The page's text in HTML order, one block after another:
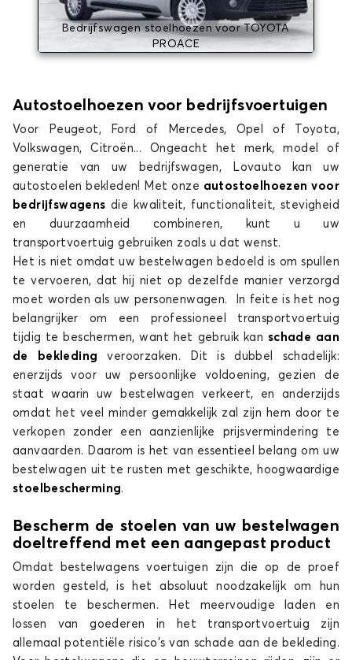
Bedrijfswagen stoelhoezen voor TOYOTA
PROACE
Autostoelhoezen voor bedrijfsvoertuigen
Voor Peugeot, Ford of Mercedes, Opel of Toyota,
Volkswagen, Citroën... Ongeacht het merk, model of
generatie van uw bedrijfswagen, Lovauto kan uw
autostoelen bekleden! Met onze autostoelhoezen voor
bedrijfswagens die kwaliteit, functionaliteit, stevigheid
en duurzaamheid combineren, kunt u uw
transportvoertuig gebruiken zoals u dat wenst.
Het is niet omdat uw bestelwagen bedoeld is om spullen
te vervoeren, dat hij niet op dezelfde manier verzorgd
moet worden als uw personenwagen. In feite is het nog
belangrijker om een professioneel transportvoertuig
tijdig te beschermen, want het gebruik kan schade aan
de bekleding veroorzaken. Dit is dubbel schadelijk:
enerzijds voor uw persoonlijke voldoening, gezien de
staat waarin uw bestelwagen verkeert, en anderzijds
omdat het veel minder gemakkelijk zal zijn hem door te
verkopen zonder een aanzienlijke prijsvermindering te
aanvaarden. Daarom is het van essentieel belang om uw
bestelwagen uit te rusten met geschikte, hoogwaardige
stoelbescherming.
Bescherm de stoelen van uw bestelwagen
doeltreffend met een aangepast product
Omdat bestelwagens voertuigen zijn die op de proef
worden gesteld, is het absoluut noodzakelijk om hun
stoelen te beschermen. Het meervoudige laden en
lossen van goederen in het transportvoertuig zijn
allemaal potentiële risico's van schade aan de bekleding.